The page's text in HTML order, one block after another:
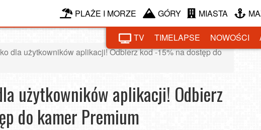
PLAŻE I MORZE GÓRY MIASTA
TV TIMELAPSE NOWOŚCI
dla użytkowników aplikacji! Odbierz kod -15% na dostęp do
użytkowników aplikacji! Odbierz
do kamer Premium